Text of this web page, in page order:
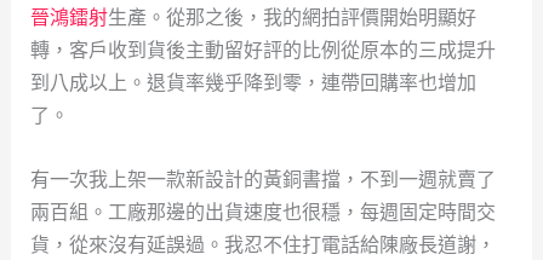
晉鴻鐳射生產。從那之後，我的網拍評價開始明顯好
轉，客戶收到貨後主動留好評的比例從原本的三成提升
到八成以上。退貨率幾乎降到零，連帶回購率也增加
了。
有一次我上架一款新設計的黃銅書擋，不到一週就賣了
兩百組。工廠那邊的出貨速度也很穩，每週固定時間交
貨，從來沒有延誤過。我忍不住打電話給陳廠長道謝，